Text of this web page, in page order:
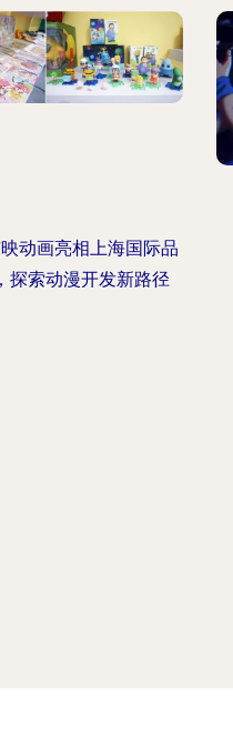
动画亮相上海国际品
探索动漫开发新路径